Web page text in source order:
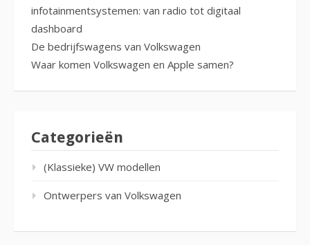
infotainmentsystemen: van radio tot digitaal
dashboard
De bedrijfswagens van Volkswagen
Waar komen Volkswagen en Apple samen?
Categorieën
(Klassieke) VW modellen
Ontwerpers van Volkswagen